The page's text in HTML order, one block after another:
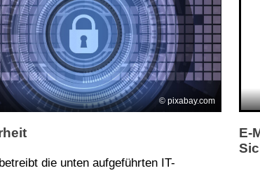
pixabay.com
die unten aufgeführten IT-
E-